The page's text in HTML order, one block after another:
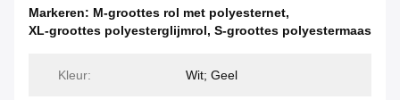
Markeren: M-groottes rol met polyesternet,
XL-groottes polyesterglijmrol, S-groottes polyestermaas
Kleur: Wit; Geel